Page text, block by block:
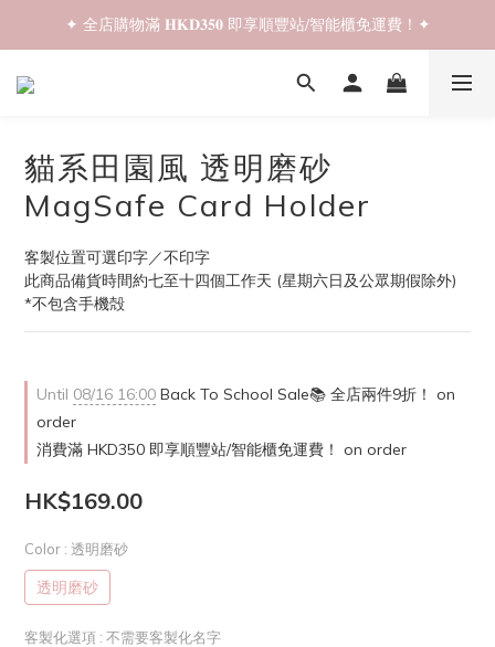
✦ 𝐁𝐚𝐜𝐤 𝐓𝐨 𝐒𝐜𝐡𝐨𝐨𝐥 𝐒𝐚𝐥𝐞📚 全店兩件𝟗折！✦
✦ 全店購物滿 𝐇𝐊𝐃𝟑𝟓𝟎 即享順豐站/智能櫃免運費！✦
✦ 𝐁𝐚𝐜𝐤 𝐓𝐨 𝐒𝐜𝐡𝐨𝐨𝐥 𝐒𝐚𝐥𝐞📚 全店兩件𝟗折！✦
貓系田園風 透明磨砂
MagSafe Card Holder
客製位置可選印字／不印字
此商品備貨時間約七至十四個工作天 (星期六日及公眾期假除外)
*不包含手機殻
Until 08/16 16:00 Back To School Sale📚 全店兩件9折！ on
order
消費滿 HKD350 即享順豐站/智能櫃免運費！ on order
HK$169.00
Color : 透明磨砂
透明磨砂
客製化選項 : 不需要客製化名字